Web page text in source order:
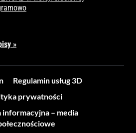
»
Regulamin usług 3D
prywatności
informacyjna – media